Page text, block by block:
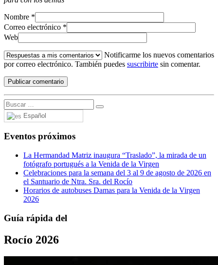
Nombre *
Correo electrónico *
Web
Notificarme los nuevos comentarios
por correo electrónico. También puedes suscribirte sin comentar.
Español
Eventos próximos
La Hermandad Matriz inaugura “Traslado”, la mirada de un
fotógrafo portugués a la Venida de la Virgen
Celebraciones para la semana del 3 al 9 de agosto de 2026 en
el Santuario de Ntra. Sra. del Rocío
Horarios de autobuses Damas para la Venida de la Virgen
2026
Guía rápida del
Rocío 2026